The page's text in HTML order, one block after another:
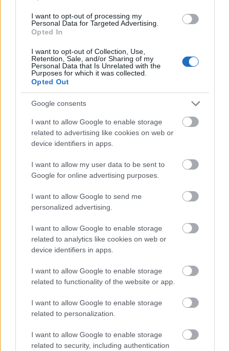
I want to opt-out of processing my
Personal Data for Targeted Advertising.
Opted In
I want to opt-out of Collection, Use,
Retention, Sale, and/or Sharing of my
Personal Data that Is Unrelated with the
Purposes for which it was collected.
Opted Out
Google consents
I want to allow Google to enable storage
related to advertising like cookies on web or
device identifiers in apps.
I want to allow my user data to be sent to
Google for online advertising purposes.
I want to allow Google to send me
personalized advertising.
I want to allow Google to enable storage
related to analytics like cookies on web or
device identifiers in apps.
I want to allow Google to enable storage
related to functionality of the website or app.
I want to allow Google to enable storage
related to personalization.
I want to allow Google to enable storage
related to security, including authentication
OL-medaljen som har blitt omfordelt i
dopingsaken mot Evgeny Ustyugov. Russeren
testet positivt for det anabole steroidet
oxandrolone i 2013, noe han også anket.
Norge fikk fire nye OL-medaljer da CAS avslo den
første ankesaken til Evgeny Ustyugov. Den
russiske skiskytteren er diskvalifisert fra alle
konkurranser fra sommeren 2013 til våren 2014.
Det betyr at Russland mister gullet fra
skiskytterstafetten under OL i Sotsji i 2014.
Dermed rykket det norske laget som gikk inn til
fjerdeplass på opp til bronse. På det laget gikk
Svendsen og Ole Einar Bjørndalen. Tysklands lag
får gull og Østerrike får sølv.
Videre er Ustyugov strøket fra jaktstarten, der han
ble nummer fem. Dermed rykker Hegle Svendsen
27 medaljer: 11 gull, 6 sølv og 10 bronse.
Les mer:Russerne risikerer å miste to OL-gull og
en bronse, Norge kan få nye medaljer